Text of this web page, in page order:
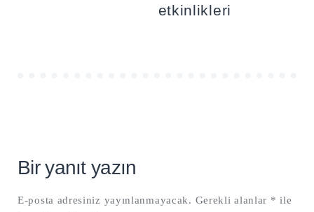
etkinlikleri
Bir yanıt yazın
E-posta adresiniz yayınlanmayacak. Gerekli alanlar * ile